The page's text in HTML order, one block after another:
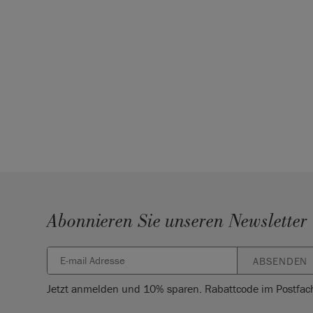
Abonnieren Sie unseren Newsletter
ABSENDEN
Jetzt anmelden und 10% sparen. Rabattcode im